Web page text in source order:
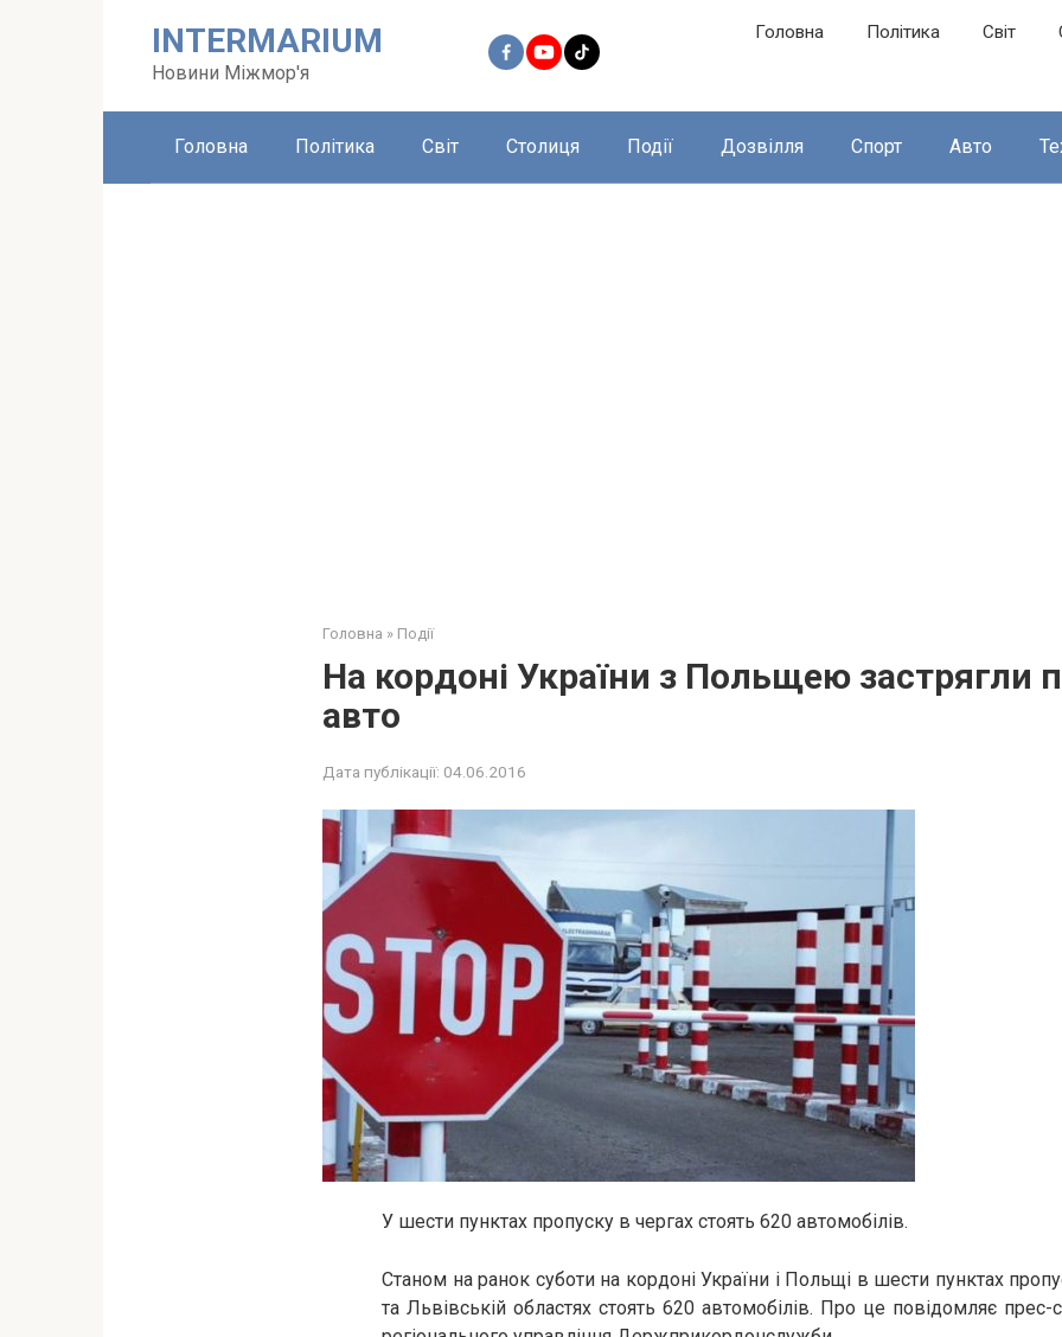
INTERMARIUM
Новини Міжмор'я
Головна Політика Світ
Головна Політика Світ Столиця Події Дозвілля Спорт Авто
Головна » Події
На кордоні України з Польщею застрягли
авто
Дата публікації: 04.06.2016
У шести пунктах пропуску в чергах стоять 620 автомобілів.
Станом на ранок суботи на кордоні України і Польщі в шести пунктах
та Львівській областях стоять 620 автомобілів. Про це повідомляє прес-